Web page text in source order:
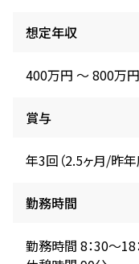
想定年収
400万円 〜 800万円
賞与
年3回（2.5ヶ月/昨年
勤務時間
勤務時間 8：30～18